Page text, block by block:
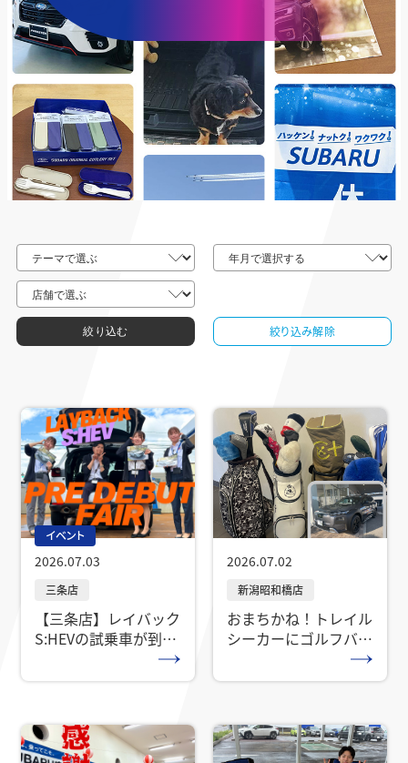
絞り込む 絞り込み解除
イベント
2026.07.03
【三条店】レイバック
S:HEVの試乗車が到着
2026.07.02
おまちかね！トレイル
シーカーにゴルフバッ